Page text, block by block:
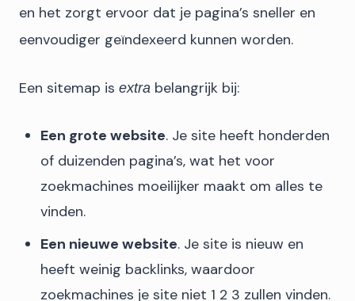
en het zorgt ervoor dat je pagina’s sneller en
eenvoudiger geïndexeerd kunnen worden.
Een sitemap is extra belangrijk bij:
Een grote website. Je site heeft honderden
of duizenden pagina’s, wat het voor
zoekmachines moeilijker maakt om alles te
vinden.
Een nieuwe website. Je site is nieuw en
heeft weinig backlinks, waardoor
zoekmachines je site niet 1 2 3 zullen vinden.